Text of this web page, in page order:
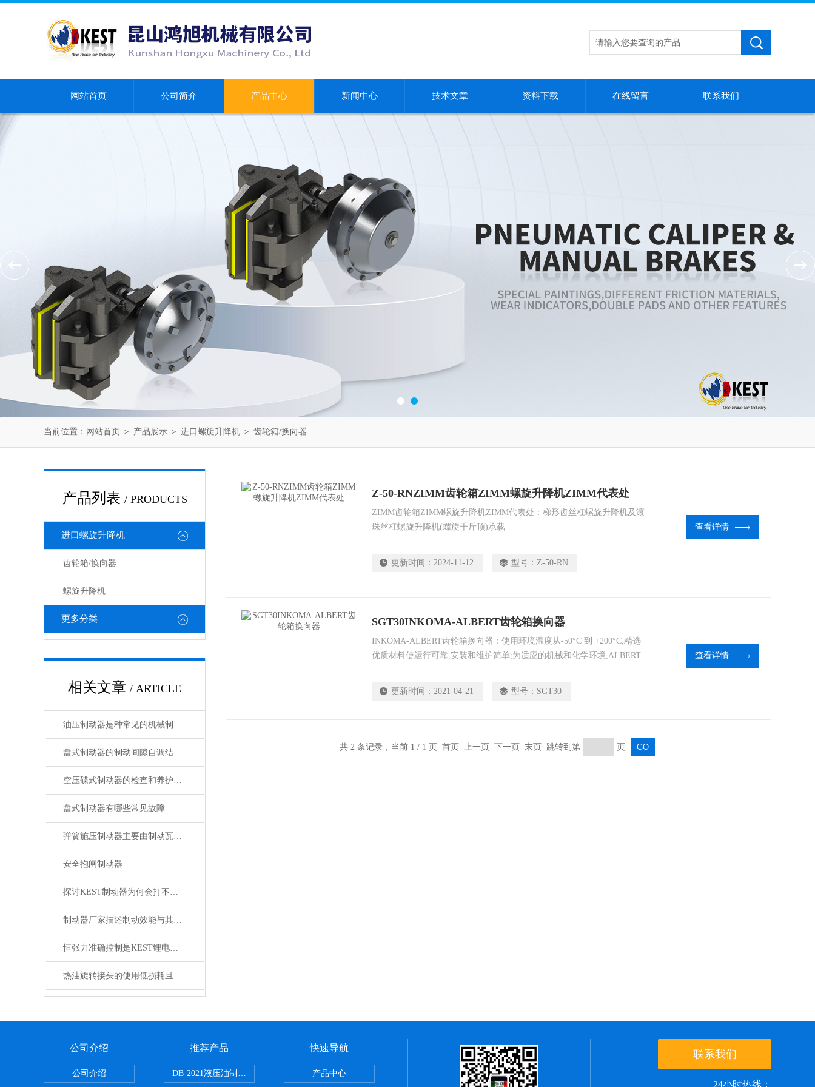
网站首页 公司简介 产品中心 新闻中心 技术文章 资料下载 在线留言 联系我们
当前位置： 网站首页 ＞ 产品展示 ＞ 进口螺旋升降机 ＞ 齿轮箱/换向器
产品列表 / PRODUCTS
进口螺旋升降机
齿轮箱/换向器
螺旋升降机
更多分类
相关文章 / ARTICLE
油压制动器是种常见的机械制动装置
盘式制动器的制动间隙自调结构说明
空压碟式制动器的检查和养护作业做好了吗？
盘式制动器有哪些常见故障
弹簧施压制动器主要由制动瓦块和弹簧构成
安全抱闸制动器
探讨KEST制动器为何会打不开？
制动器厂家描述制动效能与其恒定性的研究
恒张力准确控制是KEST锂电池滑差轴的核心功能
热油旋转接头的使用低损耗且还方便
Z-50-RNZIMM齿轮箱ZIMM螺旋升降机ZIMM代表处
ZIMM齿轮箱ZIMM螺旋升降机ZIMM代表处：梯形齿丝杠螺旋升降机及滚
珠丝杠螺旋升降机(螺旋千斤顶)承载
更新时间： 2024-11-12 型号： Z-50-RN
查看详情
SGT30INKOMA-ALBERT齿轮箱换向器
INKOMA-ALBERT齿轮箱换向器：使用环境温度从-50°C 到 +200°C,精选
优质材料使运行可靠,安装和维护简单;为适应的机械和化学环境,ALBERT-
更新时间： 2021-04-21 型号： SGT30
查看详情
共 2 条记录，当前 1 / 1 页 首页 上一页 下一页 末页 跳转到第 页
公司介绍
公司介绍
推荐产品
DB-2021液压油制动器
快速导航
产品中心
联系我们
24小时热线：